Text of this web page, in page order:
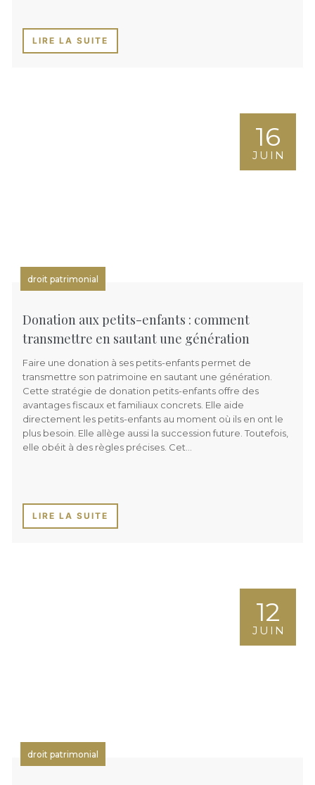
LIRE LA SUITE
16
JUIN
droit patrimonial
Donation aux petits-enfants : comment
transmettre en sautant une génération
Faire une donation à ses petits-enfants permet de
transmettre son patrimoine en sautant une génération.
Cette stratégie de donation petits-enfants offre des
avantages fiscaux et familiaux concrets. Elle aide
directement les petits-enfants au moment où ils en ont le
plus besoin. Elle allège aussi la succession future. Toutefois,
elle obéit à des règles précises. Cet…
LIRE LA SUITE
12
JUIN
droit patrimonial